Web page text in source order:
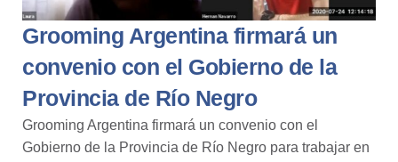
Grooming Argentina firmará un
convenio con el Gobierno de la
Provincia de Río Negro
Grooming Argentina firmará un convenio con el
Gobierno de la Provincia de Río Negro para trabajar en